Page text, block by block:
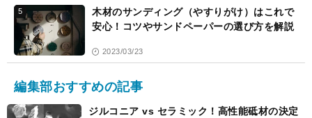
5
木材のサンディング（やすりがけ）はこれで
安心！コツやサンドペーパーの選び方を解説
2023/03/23
編集部おすすめの記事
ジルコニア vs セラミック！高性能砥材の決定